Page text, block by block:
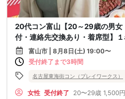
20代コン富山【20～29歳の男
付・連絡先交換あり・着席型】
富山市 | 8月8日(土) 19:00〜
受付終了まで3時間
名古屋東海街コン（プレイワークス）
女性 受付終了 20〜29歳 1,500円